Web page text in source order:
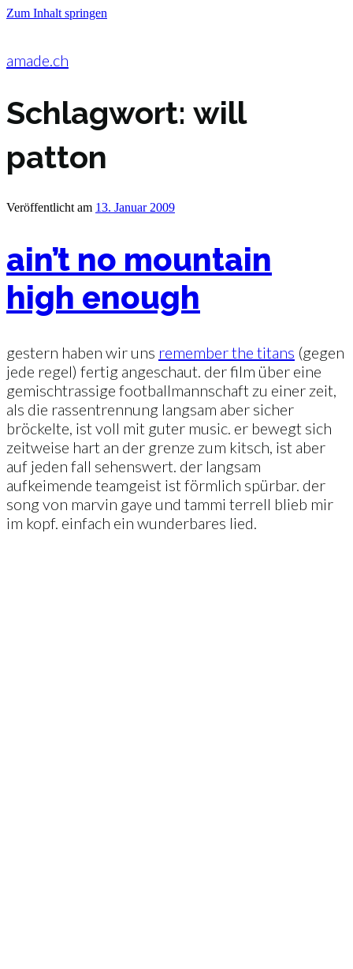
Zum Inhalt springen
amade.ch
Schlagwort: will
patton
Veröffentlicht am 13. Januar 2009
ain’t no mountain
high enough
gestern haben wir uns remember the titans (gegen
jede regel) fertig angeschaut. der film über eine
gemischtrassige footballmannschaft zu einer zeit,
als die rassentrennung langsam aber sicher
bröckelte, ist voll mit guter music. er bewegt sich
zeitweise hart an der grenze zum kitsch, ist aber
auf jeden fall sehenswert. der langsam
aufkeimende teamgeist ist förmlich spürbar. der
song von marvin gaye und tammi terrell blieb mir
im kopf. einfach ein wunderbares lied.